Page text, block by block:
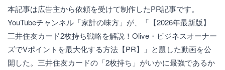
本記事は広告主から依頼を受けて制作したPR記事です。
YouTubeチャンネル「家計の味方」が、「【2026年最新版】
三井住友カード2枚持ち戦略を解説！Olive・ビジネスオーナー
ズでVポイントを最大化する方法【PR】」と題した動画を公
開した。三井住友カードの「2枚持ち」がいかに最強であるか